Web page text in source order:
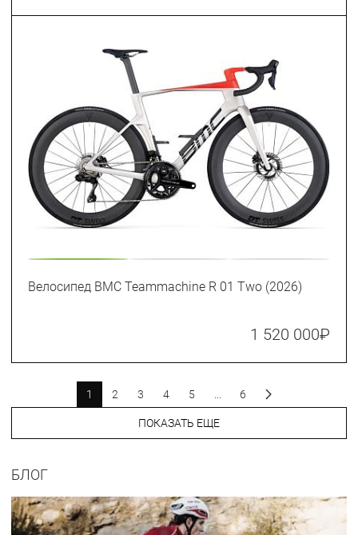
Велосипед BMC Teammachine R 01 Two (2026)
1 520 000₽
ПОКАЗАТЬ ЕЩЕ
1 2 3 4 5 6
БЛОГ